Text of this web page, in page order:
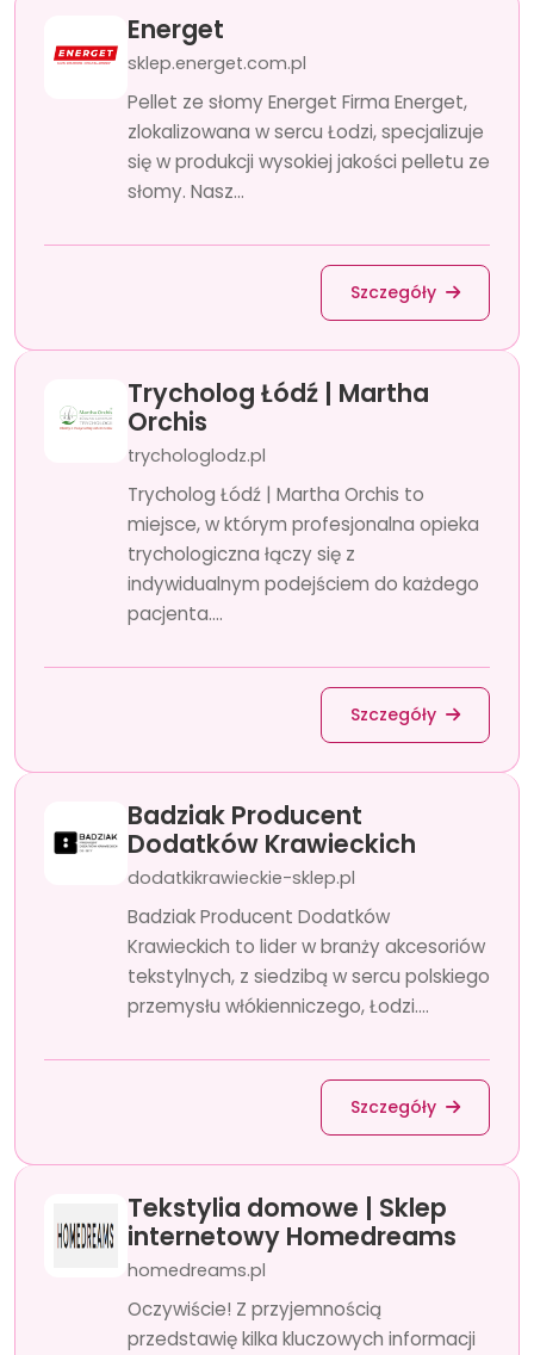
Energet
sklep.energet.com.pl
Pellet ze słomy Energet Firma Energet,
zlokalizowana w sercu Łodzi, specjalizuje
się w produkcji wysokiej jakości pelletu ze
słomy. Nasz...
Szczegóły
Trycholog Łódź | Martha
Orchis
trychologlodz.pl
Trycholog Łódź | Martha Orchis to
miejsce, w którym profesjonalna opieka
trychologiczna łączy się z
indywidualnym podejściem do każdego
pacjenta....
Szczegóły
Badziak Producent
Dodatków Krawieckich
dodatkikrawieckie-sklep.pl
Badziak Producent Dodatków
Krawieckich to lider w branży akcesoriów
tekstylnych, z siedzibą w sercu polskiego
przemysłu włókienniczego, Łodzi....
Szczegóły
Tekstylia domowe | Sklep
internetowy Homedreams
homedreams.pl
Oczywiście! Z przyjemnością
przedstawię kilka kluczowych informacji